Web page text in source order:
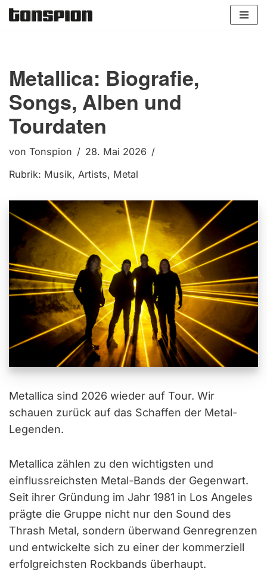
Metallica: Biografie,
Songs, Alben und
Tourdaten
von Tonspion
28. Mai 2026
Rubrik: Musik, Artists, Metal
Metallica sind 2026 wieder auf Tour. Wir
schauen zurück auf das Schaffen der Metal-
Legenden.
Metallica zählen zu den wichtigsten und
einflussreichsten Metal-Bands der Gegenwart.
Seit ihrer Gründung im Jahr 1981 in Los Angeles
prägte die Gruppe nicht nur den Sound des
Thrash Metal, sondern überwand Genregrenzen
und entwickelte sich zu einer der kommerziell
erfolgreichsten Rockbands überhaupt.